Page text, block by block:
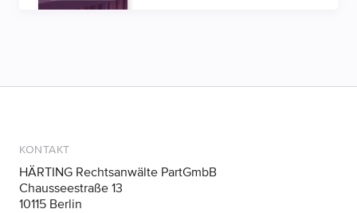
KONTAKT
HÄRTING Rechtsanwälte PartGmbB
Chausseestraße 13
10115 Berlin